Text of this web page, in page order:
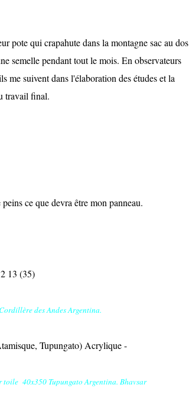
pote qui crapahute dans la montagne sac au dos
semelle pendant tout le mois. En observateurs
me suivent dans l'élaboration des études et la
travail final.
ce que devra être mon panneau.
des Andes Argentina.
toile 40x350 Tupungato Argentina. Bhavsar